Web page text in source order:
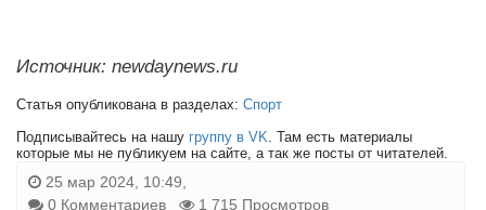
Источник: newdaynews.ru
Статья опубликована в разделах: Спорт
Подписывайтесь на нашу группу в VK . Там есть материалы
которые мы не публикуем на сайте, а так же посты от читателей.
25 мар 2024, 10:49,
0 Комментариев
1 715 Просмотров